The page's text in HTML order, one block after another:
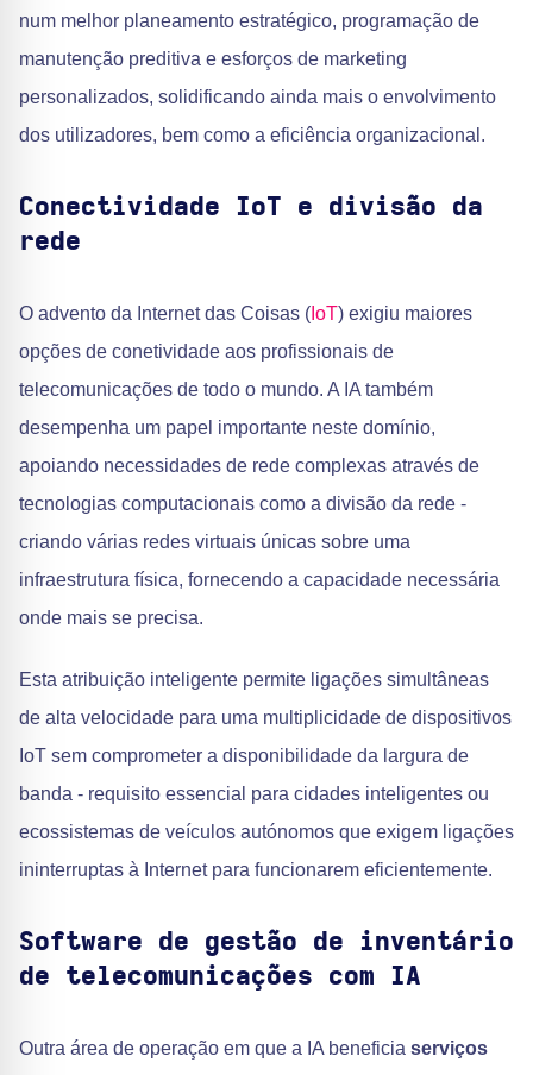
num melhor planeamento estratégico, programação de
manutenção preditiva e esforços de marketing
personalizados, solidificando ainda mais o envolvimento
dos utilizadores, bem como a eficiência organizacional.
Conectividade IoT e divisão da
rede
O advento da Internet das Coisas ( IoT) exigiu maiores
opções de conetividade aos profissionais de
telecomunicações de todo o mundo. A IA também
desempenha um papel importante neste domínio,
apoiando necessidades de rede complexas através de
tecnologias computacionais como a divisão da rede -
criando várias redes virtuais únicas sobre uma
infraestrutura física, fornecendo a capacidade necessária
onde mais se precisa.
Esta atribuição inteligente permite ligações simultâneas
de alta velocidade para uma multiplicidade de dispositivos
IoT sem comprometer a disponibilidade da largura de
banda - requisito essencial para cidades inteligentes ou
ecossistemas de veículos autónomos que exigem ligações
ininterruptas à Internet para funcionarem eficientemente.
Software de gestão de inventário
de telecomunicações com IA
Outra área de operação em que a IA beneficia serviços